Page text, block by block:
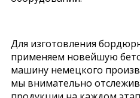
Для изготовления
применяем новейшую
машину немецкого
мы внимательно